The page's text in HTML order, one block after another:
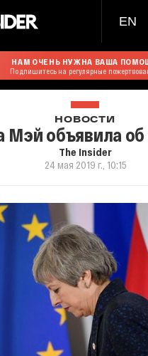
EN
НАМ ОЧЕНЬ НУЖНА ВАША
Подпишитесь на регулярные
НОВОСТИ
Мэй объявила об
The Insider
24 мая 2019 г., 10:15